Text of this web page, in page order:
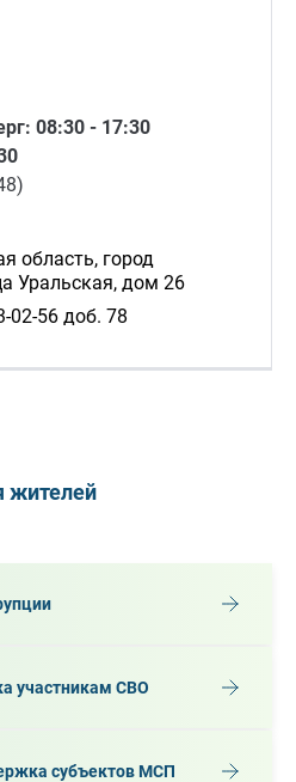
08:30 - 17:30
область, город
Уральская, дом 26
02-56 доб. 78
жителей
участникам СВО
субъектов МСП